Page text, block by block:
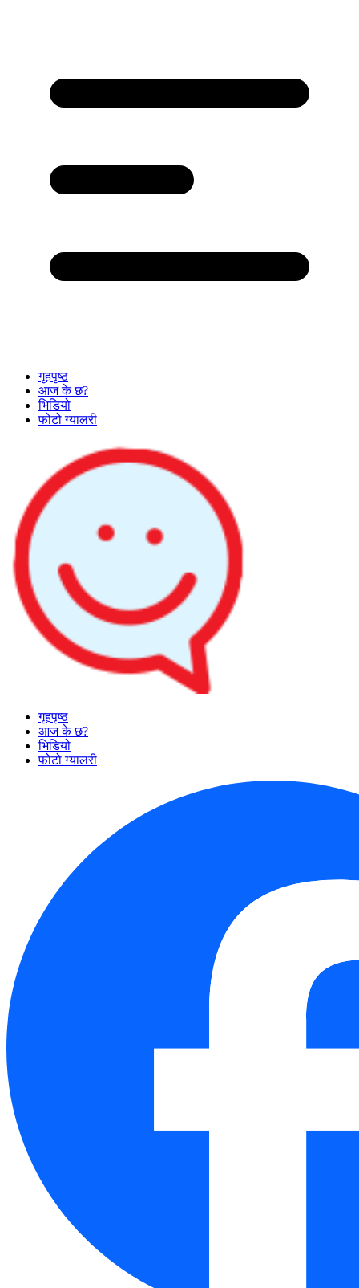
गृहपृष्ठ
आज के छ?
भिडियो
फोटो ग्यालरी
गृहपृष्ठ
आज के छ?
भिडियो
फोटो ग्यालरी